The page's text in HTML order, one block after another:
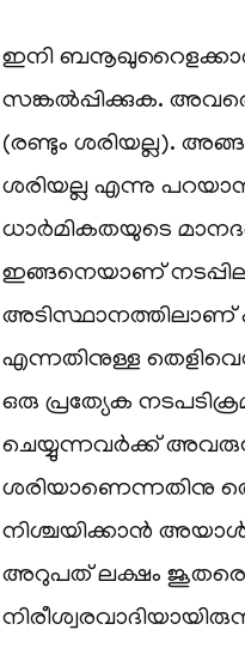
ഇനി
സങ്കൽപ്പിക്കുക.
(രണ്ടും ശരിയല്ല).
ശരിയല്ല എന്നു
ധാർമികതയുടെ
ഇങ്ങനെയാണ്
എന്നതിനുള്ള
ഒരു പ്രത്യേക
ചെയ്യുന്നവർക്ക്
ശരിയാണെന്നതിനു
നിശ്ചയിക്കാൻ
അറുപത് ലക്ഷം ജൂതരെ